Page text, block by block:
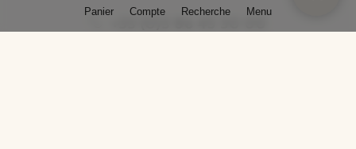
+33 (0)3 86 45 50 00
Panier Compte Recherche Menu